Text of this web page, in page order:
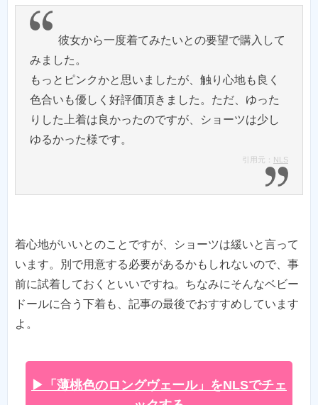
彼女から一度着てみたいとの要望で購入して
みました。
もっとピンクかと思いましたが、触り心地も良く
色合いも優しく好評価頂きました。ただ、ゆった
りした上着は良かったのですが、ショーツは少し
引用元： NLS
着心地がいいとのことですが、ショーツは緩いと言って
います。別で用意する必要があるかもしれないので、事
前に試着しておくといいですね。ちなみにそんなベビー
ドールに合う下着も、記事の最後でおすすめしています
よ。
▶「薄桃色のロングヴェール」をNLSでチェ